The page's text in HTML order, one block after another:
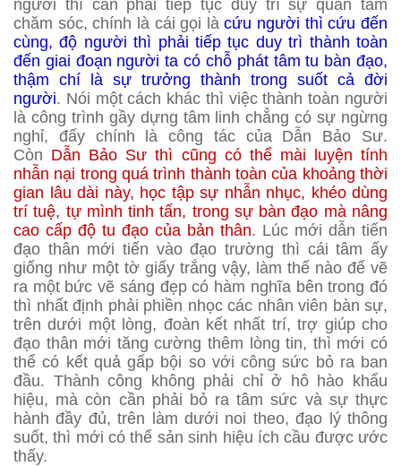
người thì cần phải tiếp tục duy trì sự quan tâm
chăm sóc, chính là cái gọi làcứu người thì cứu đến
cùng, độ người thì phải tiếp tục duy trì thành toàn
đến giai đoạn người ta có chỗ phát tâm tu bàn đạo,
thậm chí là sự trưởng thành trong suốt cả đời
người. Nói một cách khác thì việc thành toàn người
là công trình gầy dựng tâm linh chẳng có sự ngừng
nghỉ, đấy chính là công tác của Dẫn Bảo Sư.
Còn Dẫn Bảo Sư thì cũng có thể mài luyện tính
nhẫn nại trong quá trình thành toàn của khoảng thời
gian lâu dài này, học tập sự nhẫn nhục, khéo dùng
trí tuệ, tự mình tinh tấn, trong sự bàn đạo mà nâng
cao cấp độ tu đạo của bản thân. Lúc mới dẫn tiến
đạo thân mới tiến vào đạo trường thì cái tâm ấy
giống như một tờ giấy trắng vậy, làm thế nào để vẽ
ra một bức vẽ sáng đẹp có hàm nghĩa bên trong đó
thì nhất định phải phiền nhọc các nhân viên bàn sự,
trên dưới một lòng, đoàn kết nhất trí, trợ giúp cho
đạo thân mới tăng cường thêm lòng tin, thì mới có
thể có kết quả gấp bội so với công sức bỏ ra ban
đầu. Thành công không phải chỉ ở hô hào khẩu
hiệu, mà còn cần phải bỏ ra tâm sức và sự thực
hành đầy đủ, trên làm dưới noi theo, đạo lý thông
suốt, thì mới có thể sản sinh hiệu ích cầu được ước
thấy.